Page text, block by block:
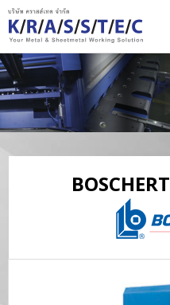
BOSCHERT